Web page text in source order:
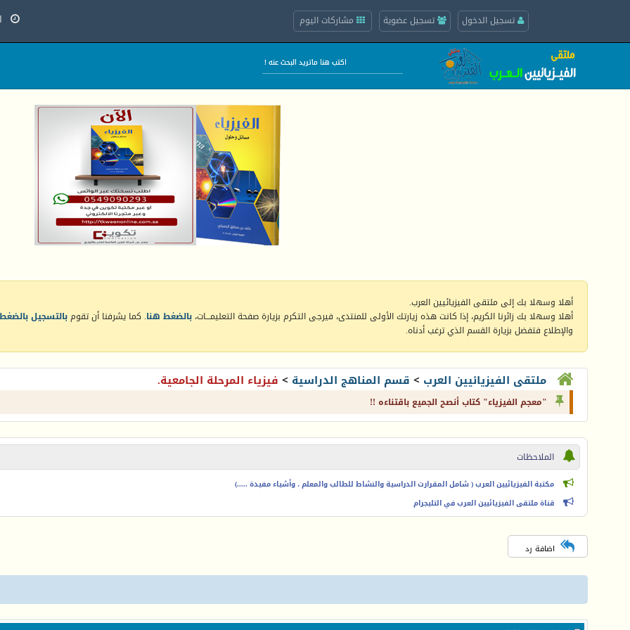
تسجيل الدخول تسجيل عضوية مشاركات اليوم
أهلا وسهلا بك إلى ملتقى الفيزيائيين العرب.
أهلا وسهلا بك زائرنا الكريم، إذا كانت هذه زيارتك الأولى للمنتدى، فيرجى التكرم بزيارة صفحة التعليمـــات، بالضغط هنا. كما يشرفنا أن تقومبالتسجيل
والإطلاع فتفضل بزيارة القسم الذي ترغب أدناه.
ملتقى الفيزيائيين العرب > قسم المناهج الدراسية > فيزياء المرحلة الجامعية.
"معجم الفيزياء" كتاب أنصح الجميع باقتناءه !!
الملاحظات
مكتبة الفيزيائيين العرب ( شامل المقرارت الدراسية والنشاط للطالب والمعلم ، وأشياء مفيدة .....)
قناة ملتقى الفيزيائيين العرب في التليجرام
اضافة رد